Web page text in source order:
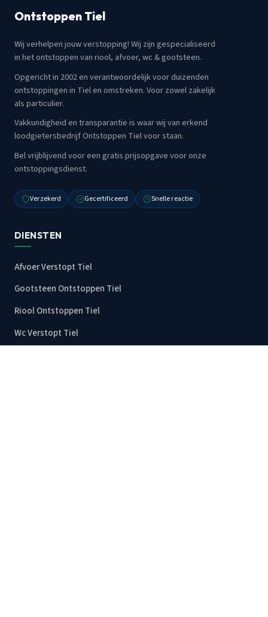
Ontstoppen Tiel
Wij verhelpen jouw verstopping! Wij zijn gespecialiseerd
in het ontstoppen van riool, afvoer, wc & gootsteen.
Opgericht in 2002 en verantwoordelijk voor duizenden
ontstoppingen in Tiel en omstreken. Voor zowel zakelijk
als particulier.
Vakkundigheid en transparantie is waar wij van erkend
loodgietersbedrijf Ontstoppen Tiel voor staan.
Bel vrijblijvend voor een gratis prijsopgave voor onze
ontstoppingsdienst.
Verzekerd Gecertificeerd Snelle reactie
DIENSTEN
Afvoer Verstopt Tiel
Gootsteen Ontstoppen Tiel
Riool Ontstoppen Tiel
Wc Verstopt Tiel